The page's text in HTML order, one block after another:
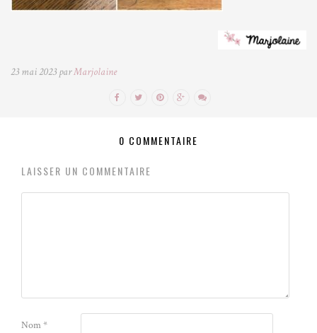
23 mai 2023 parMarjolaine
0 COMMENTAIRE
LAISSER UN COMMENTAIRE
Nom*